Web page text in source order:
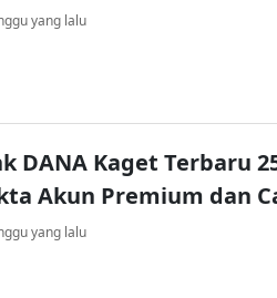
yang lalu
DANA Kaget Terbaru
Akun Premium dan
yang lalu